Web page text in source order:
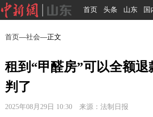
首页 头条 山东 国
首页—社会—正文
租到“甲醛房”可以全额退
判了
2025年08月29日 10:30 来源：法制日报